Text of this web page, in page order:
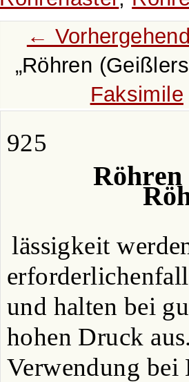
←
Röhren
Faksimile
925
Röhren
lässigkeit
und halten bei
hohen Druck
Verwendung bei